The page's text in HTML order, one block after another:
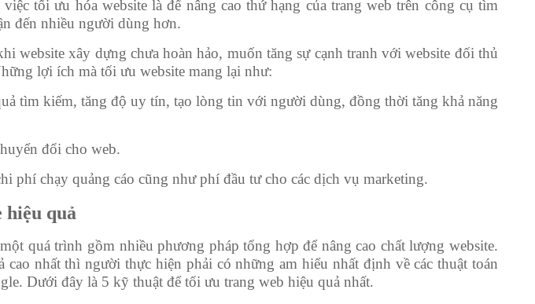
tối ưu hóa website là để nâng cao thứ hạng của trang web trên công cụ tìm
đến nhiều người dùng hơn.
website xây dựng chưa hoàn hảo, muốn tăng sự cạnh tranh với website đối thủ
lợi ích mà tối ưu website mang lại như:
tìm kiếm, tăng độ uy tín, tạo lòng tin với người dùng, đồng thời tăng khả năng
đổi cho web.
phí chạy quảng cáo cũng như phí đầu tư cho các dịch vụ marketing.
hiệu quả
quá trình gồm nhiều phương pháp tổng hợp để nâng cao chất lượng website.
nhất thì người thực hiện phải có những am hiểu nhất định về các thuật toán
Dưới đây là 5 kỹ thuật để tối ưu trang web hiệu quả nhất.